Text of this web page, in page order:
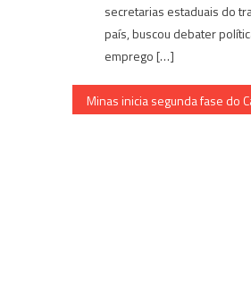
secretarias estaduais do
país, buscou debater
emprego […]
Minas inicia segunda fase do